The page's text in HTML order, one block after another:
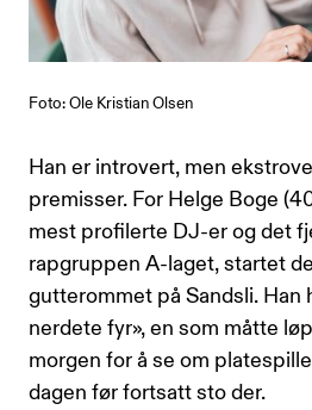
Foto: Ole Kristian Olsen
Han er introvert, men
premisser. For Helge Boge
mest profilerte DJ-er og det
rapgruppen A-laget, startet
gutterommet på Sandsli.
nerdete fyr», en som måtte
morgen for å se om
dagen før fortsatt sto der.